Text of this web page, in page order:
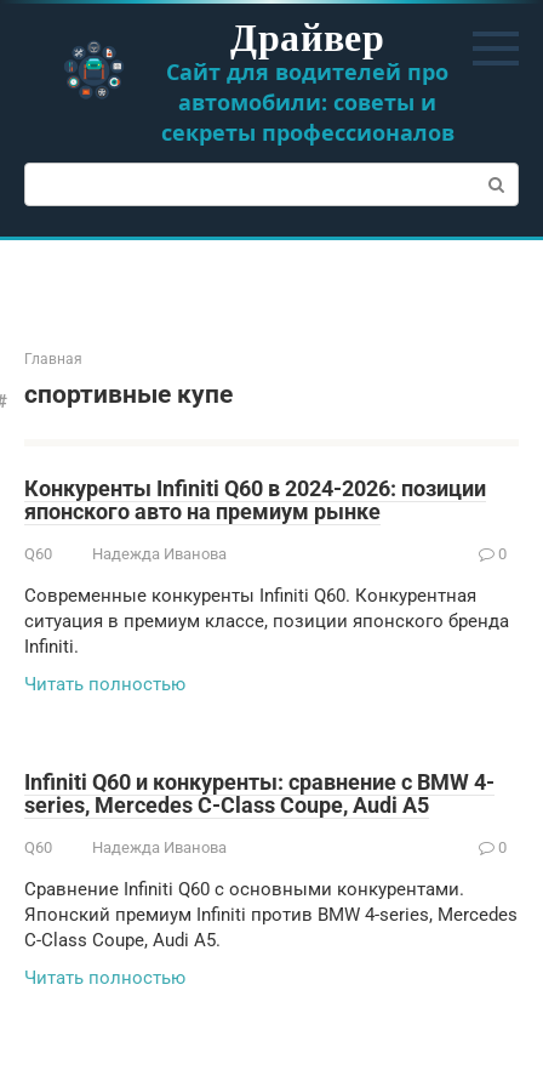
Перейти
контенту
Драйвер
Сайт для водителей про
автомобили: советы и
секреты профессионалов
Поиск:
Главная
спортивные купе
Конкуренты Infiniti Q60 в 2024-2026: позиции
японского авто на премиум рынке
Q60 Надежда Иванова 0
Современные конкуренты Infiniti Q60. Конкурентная
ситуация в премиум классе, позиции японского бренда
Infiniti.
Читать полностью
Infiniti Q60 и конкуренты: сравнение с BMW 4-
series, Mercedes C-Class Coupe, Audi A5
Q60 Надежда Иванова 0
Сравнение Infiniti Q60 с основными конкурентами.
Японский премиум Infiniti против BMW 4-series, Mercedes
C-Class Coupe, Audi A5.
Читать полностью